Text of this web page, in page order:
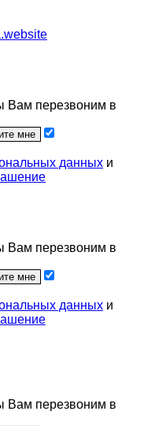
Вам перезвоним в
мне
данных и
Вам перезвоним в
мне
данных и
Вам перезвоним в